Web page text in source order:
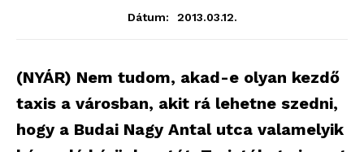
Dátum: 2013.03.12.
(NYÁR) Nem tudom, akad-e olyan kezdő
taxis a városban, akit rá lehetne szedni,
hogy a Budai Nagy Antal utca valamelyik